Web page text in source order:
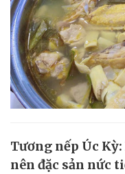
Tương nếp Úc
nên đặc sản nức